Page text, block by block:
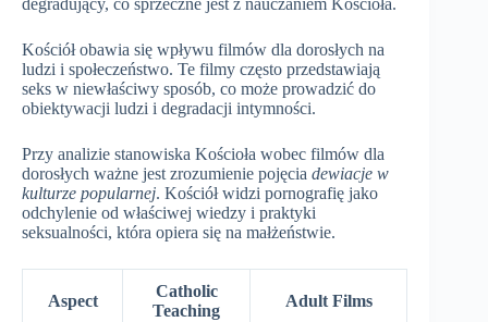
degradujący, co sprzeczne jest z nauczaniem Kościoła.
Kościół obawia się wpływu filmów dla dorosłych na
ludzi i społeczeństwo. Te filmy często przedstawiają
seks w niewłaściwy sposób, co może prowadzić do
obiektywacji ludzi i degradacji intymności.
Przy analizie stanowiska Kościoła wobec filmów dla
dorosłych ważne jest zrozumienie pojęcia dewiacje w
kulturze popularnej. Kościół widzi pornografię jako
odchylenie od właściwej wiedzy i praktyki
seksualności, która opiera się na małżeństwie.
Aspect
Catholic
Teaching
Adult Films